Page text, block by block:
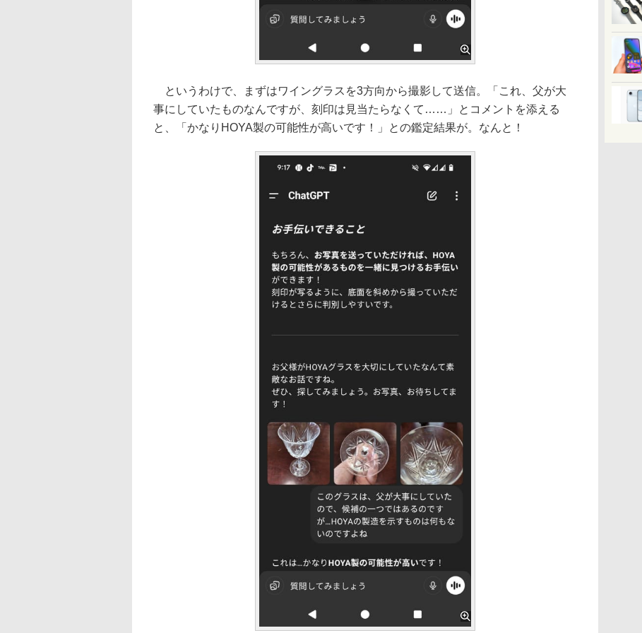
というわけで、まずはワイングラスを3方向から撮影して送信。「これ、父が大
事にしていたものなんですが、刻印は見当たらなくて……」とコメントを添える
と、「かなりHOYA製の可能性が高いです！」との鑑定結果が。なんと！